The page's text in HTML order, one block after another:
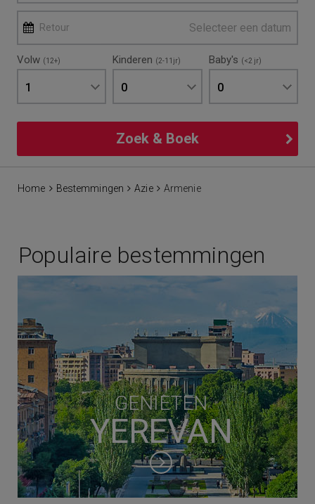
Retour Selecteer een datum
Volw (12+)
1
Kinderen (2-11jr)
0
Baby's (<2 jr)
0
Zoek & Boek
Home Bestemmingen Azie Armenie
Populaire bestemmingen
GENIETEN
YEREVAN